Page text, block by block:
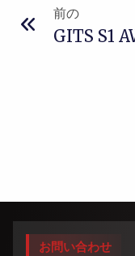
前の
お問い合わせ